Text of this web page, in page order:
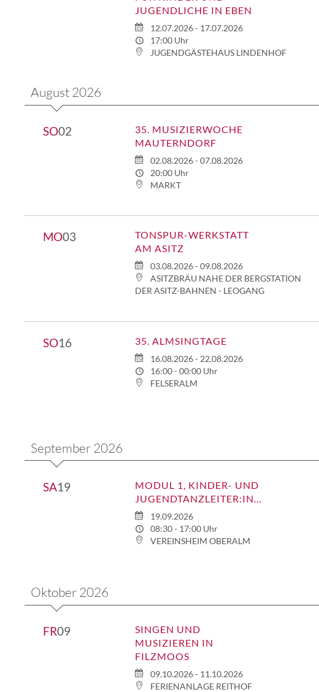
JUGENDLICHE IN EBEN
12.07.2026 - 17.07.2026
17:00 Uhr
JUGENDGÄSTEHAUS LINDENHOF
August 2026
SO02
35. MUSIZIERWOCHE
MAUTERNDORF
02.08.2026 - 07.08.2026
20:00 Uhr
MARKT
MO03
TONSPUR-WERKSTATT
AM ASITZ
03.08.2026 - 09.08.2026
ASITZBRÄU NAHE DER BERGSTATION
DER ASITZ-BAHNEN - LEOGANG
SO16 35. ALMSINGTAGE
16.08.2026 - 22.08.2026
16:00 - 00:00 Uhr
FELSERALM
September 2026
SA19
MODUL 1, KINDER- UND
19.09.2026
08:30 - 17:00 Uhr
VEREINSHEIM OBERALM
Oktober 2026
FR09
SINGEN UND
MUSIZIEREN IN
FILZMOOS
09.10.2026 - 11.10.2026
FERIENANLAGE REITHOF